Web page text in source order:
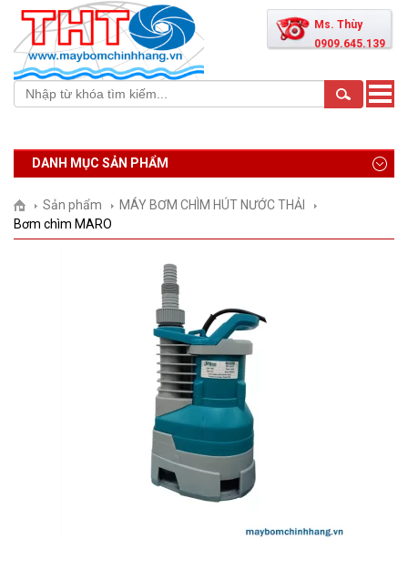
Ms. Thùy
0909.645.139
Toggle
DANH MỤC SẢN PHẨM
Sản phẩm
MÁY BƠM CHÌM HÚT NƯỚC THẢI
Bơm chìm MARO